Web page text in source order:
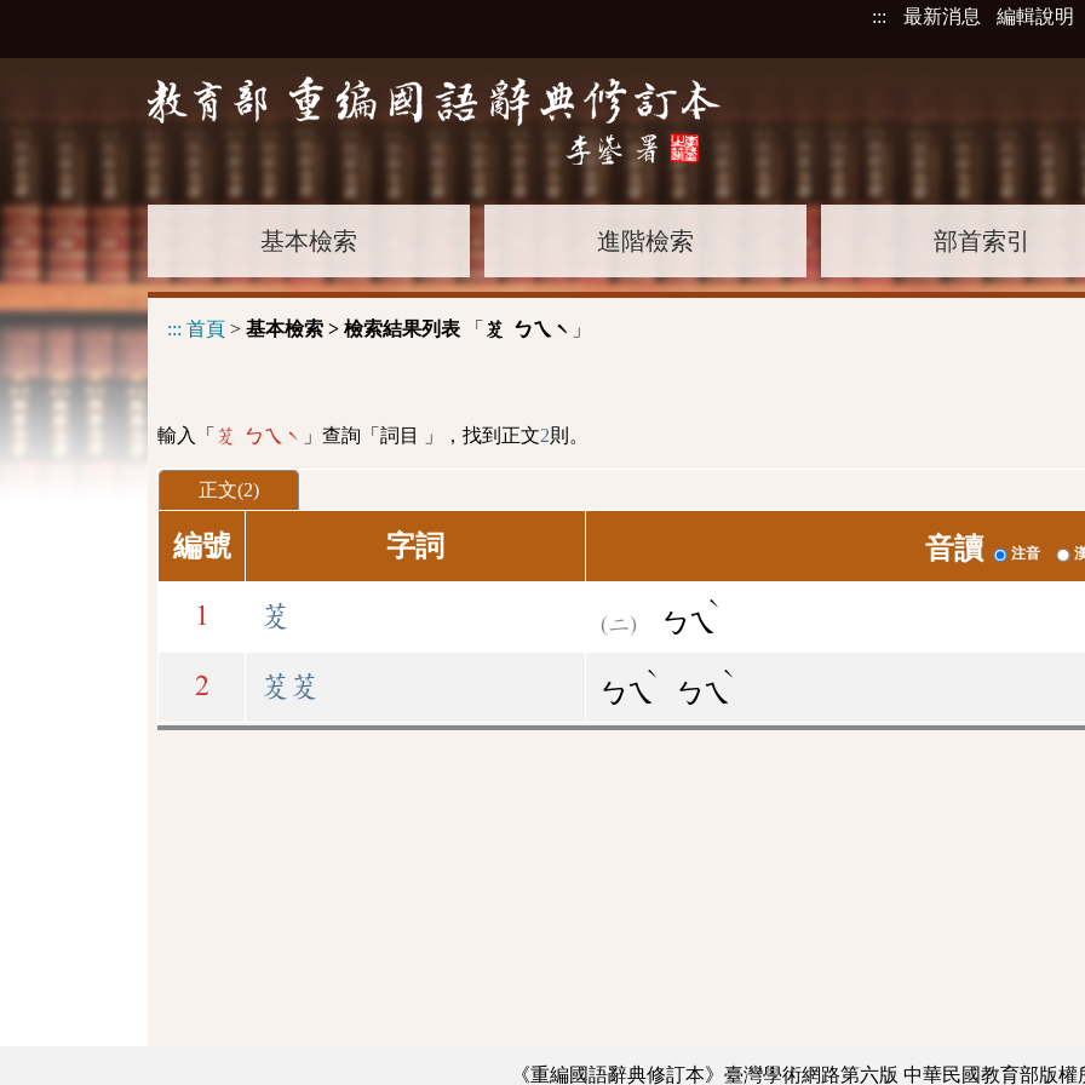
::: 最新消息 編輯說明
基本檢索 進階檢索 部首索引
::: 首頁 > 基本檢索 > 檢索結果列表 「 茇 ㄅㄟˋ 」
輸入「 茇 ㄅㄟˋ 」查詢「詞目 」，找到正文2則。
正文(2)
編號 字詞 音讀 注音
1 茇 ㄅㄟ
ˋ
2 茇茇 ㄅㄟ
ˋ
ㄅㄟ
ˋ
《重編國語辭典修訂本》臺灣學術網路第六版 中華民國教育部版權